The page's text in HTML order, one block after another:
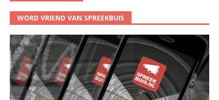
WORD VRIEND VAN SPREEKBUIS